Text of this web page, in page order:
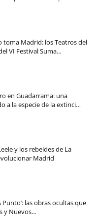
toma Madrid: los Teatros del
VI Festival Suma…
en Guadarrama: una
a la especie de la extinci…
y los rebeldes de La
Madrid
las obras ocultas que
y Nuevos…